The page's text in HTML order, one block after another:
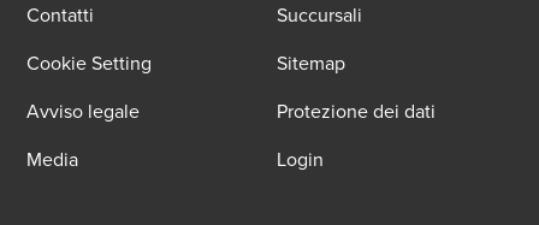
Contatti
Succursali
Cookie Setting
Sitemap
Avviso legale
Protezione dei dati
Media
Login